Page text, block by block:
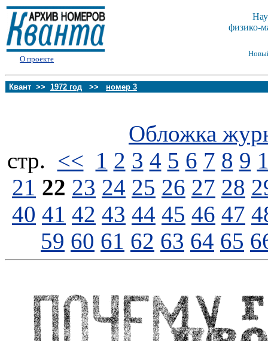
О проекте
физико-
Квант >> 1972 год >> номер 3
Обложка
стp. << 1 2 3 4 5 6 7 8 9
21 22 23 24 25 26 27 28
40 41 42 43 44 45 46 47
59 60 61 62 63 64 65